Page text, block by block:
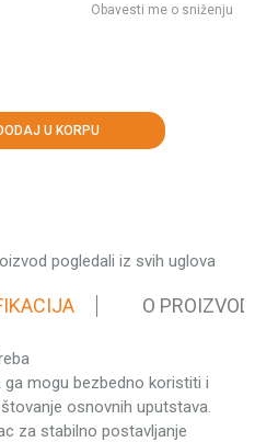
Obavesti me o sniženju
U KORPU
pogledali iz svih uglova
O
Varilice za
plastične cevi
mogu bezbedno koristiti i
osnovnih uputstava.
za stabilno postavljanje